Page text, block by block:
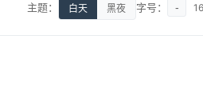
主题： 白天 黑夜 字号： - 16